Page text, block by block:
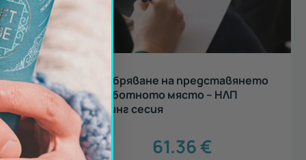
избор
Подобряване на представянето
на работното място – НЛП
коучинг сесия
61.36€